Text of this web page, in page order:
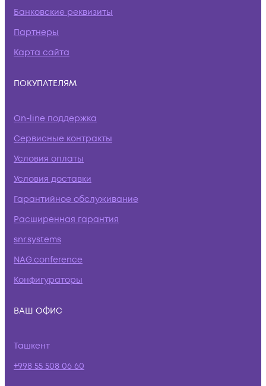
Банковские реквизиты
Партнеры
Карта сайта
ПОКУПАТЕЛЯМ
On-line поддержка
Сервисные контракты
Условия оплаты
Условия доставки
Гарантийное обслуживание
Расширенная гарантия
snr.systems
NAG.conference
Конфигураторы
ВАШ ОФИС
Ташкент
+998 55 508 06 60